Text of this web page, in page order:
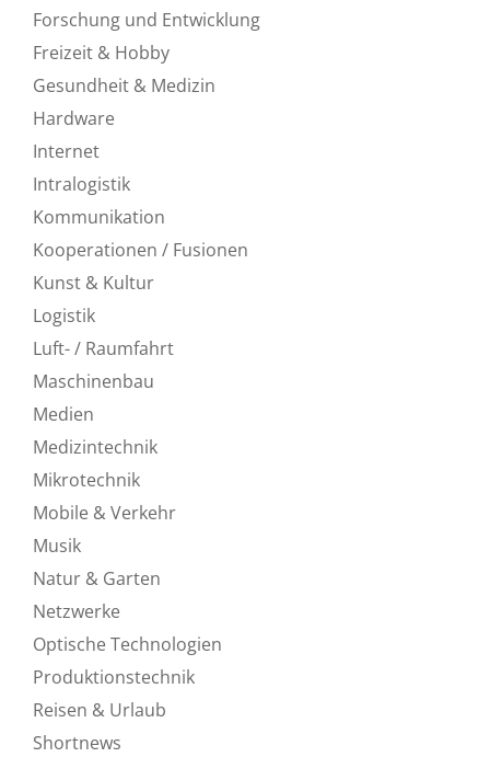
Forschung und Entwicklung
Freizeit & Hobby
Gesundheit & Medizin
Hardware
Internet
Intralogistik
Kommunikation
Kooperationen / Fusionen
Kunst & Kultur
Logistik
Luft- / Raumfahrt
Maschinenbau
Medien
Medizintechnik
Mikrotechnik
Mobile & Verkehr
Musik
Natur & Garten
Netzwerke
Optische Technologien
Produktionstechnik
Reisen & Urlaub
Shortnews